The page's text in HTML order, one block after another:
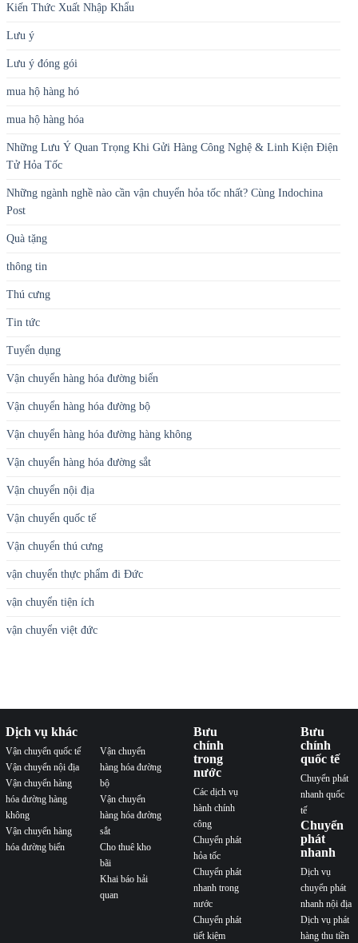
Kiến Thức Xuất Nhập Khẩu
Lưu ý
Lưu ý đóng gói
mua hộ hàng hó
mua hộ hàng hóa
Những Lưu Ý Quan Trọng Khi Gửi Hàng Công Nghệ & Linh Kiện Điện
Tử Hỏa Tốc
Những ngành nghề nào cần vận chuyển hỏa tốc nhất? Cùng Indochina
Post
Quà tặng
thông tin
Thú cưng
Tin tức
Tuyển dụng
Vận chuyển hàng hóa đường biển
Vận chuyển hàng hóa đường bộ
Vận chuyển hàng hóa đường hàng không
Vận chuyển hàng hóa đường sắt
Vận chuyển nội địa
Vận chuyển quốc tế
Vận chuyển thú cưng
vận chuyển thực phẩm đi Đức
vận chuyển tiện ích
vận chuyển việt đức
Dịch vụ khác
Vận chuyển quốc tế
Vận chuyển nội địa
Vận chuyển hàng
hóa đường hàng
không
Vận chuyển hàng
hóa đường biển
Vận chuyển
hàng hóa đường
bộ
Vận chuyển
hàng hóa đường
sắt
Cho thuê kho
bãi
Khai báo hải
quan
Bưu
chính
trong
nước
Các dịch vụ
hành chính
công
Chuyển phát
hỏa tốc
Chuyển phát
nhanh trong
nước
Chuyển phát
tiết kiệm
Bưu
chính
quốc tế
Chuyển phát
nhanh quốc
tế
Chuyển
phát
nhanh
Dịch vụ
chuyển phát
nhanh nội địa
Dịch vụ phát
hàng thu tiền